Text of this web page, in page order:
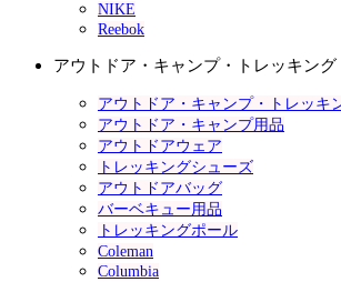
NIKE
Reebok
アウトドア・キャンプ・トレッキング
アウトドア・キャンプ・トレッキ
アウトドア・キャンプ用品
アウトドアウェア
トレッキングシューズ
アウトドアバッグ
バーベキュー用品
トレッキングポール
Coleman
Columbia